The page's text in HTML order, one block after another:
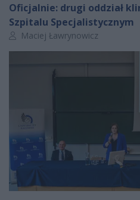
Oficjalnie: drugi oddział
Szpitalu Specjalistycznym
Autor artykułu:
Maciej Ławrynowicz